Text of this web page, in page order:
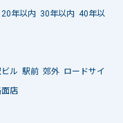
20年以内 30年以内 40年以
ル 駅前 郊外 ロードサイ
店